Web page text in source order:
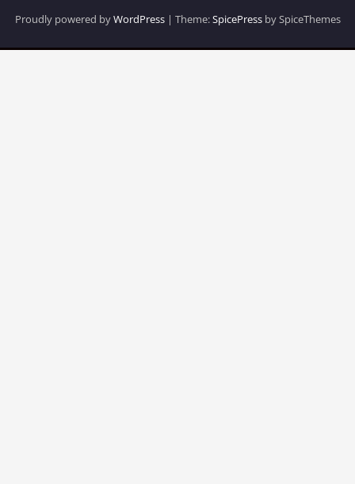
Proudly powered byWordPress| Theme:SpicePressby SpiceThemes